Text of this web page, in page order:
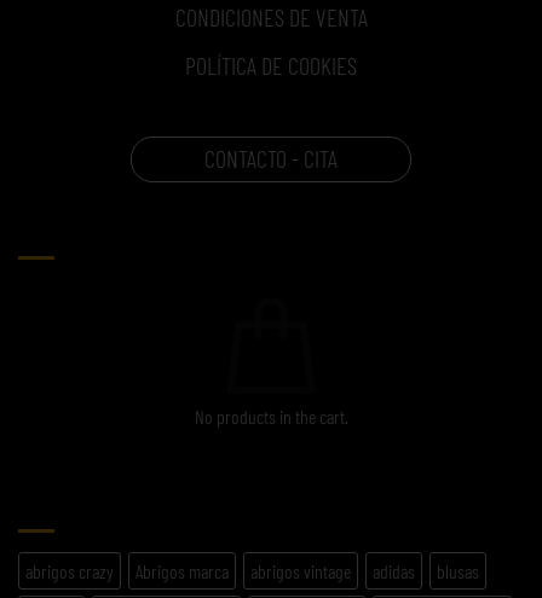
CONDICIONES DE VENTA
POLÍTICA DE COOKIES
CONTACTO - CITA
No products in the cart.
abrigos crazy Abrigos marca abrigos vintage adidas
blusas